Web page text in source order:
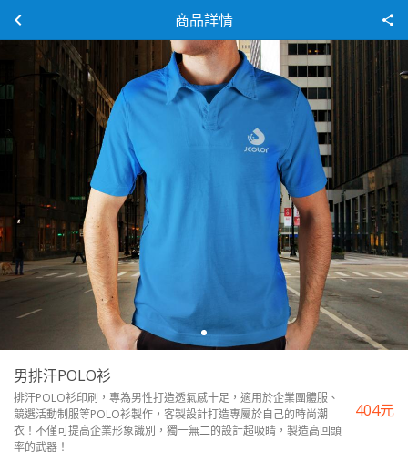
商品詳情
男排汗POLO衫
排汗POLO衫印刷，專為男性打造透氣感十足，適用於企業團體服、
競選活動制服等POLO衫製作，客製設計打造專屬於自己的時尚潮
衣！不僅可提高企業形象識別，獨一無二的設計超吸睛，製造高回頭
率的武器！
404元